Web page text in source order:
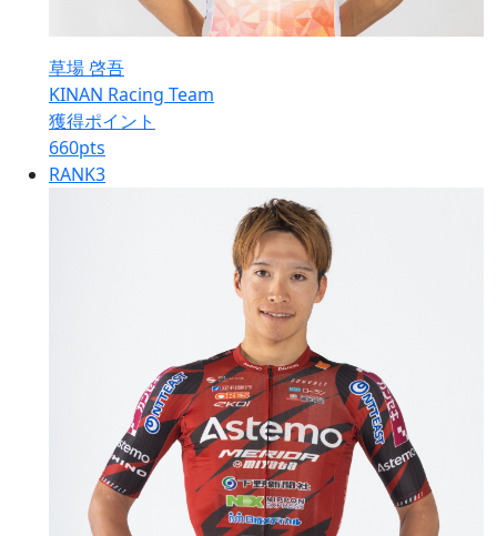
草場 啓吾
KINAN Racing Team
獲得ポイント
660pts
RANK3